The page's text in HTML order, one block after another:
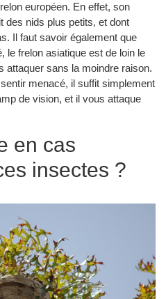
européen. En effet, son
des nids plus petits, et dont
Il faut savoir également que
le frelon asiatique est de loin le
attaquer sans la moindre raison.
menacé, il suffit simplement
de vision, et il vous attaque
en cas
insectes ?